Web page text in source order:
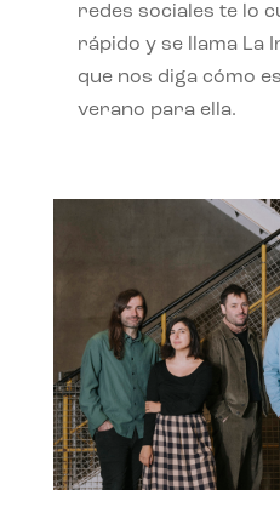
redes sociales te lo
rápido y se llama La
que nos diga cómo
verano para ella.